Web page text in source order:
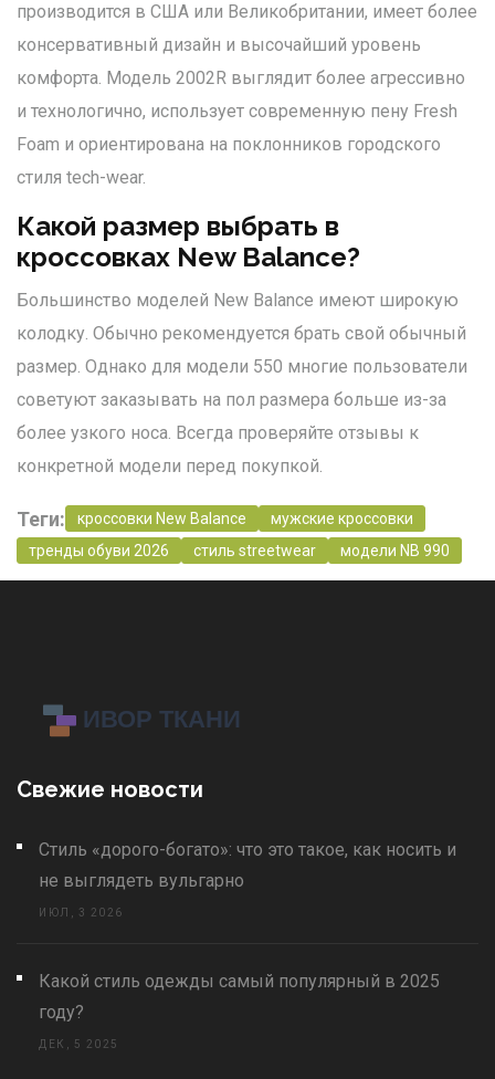
производится в США или Великобритании, имеет более
консервативный дизайн и высочайший уровень
комфорта. Модель 2002R выглядит более агрессивно
и технологично, использует современную пену Fresh
Foam и ориентирована на поклонников городского
стиля tech-wear.
Какой размер выбрать в
кроссовках New Balance?
Большинство моделей New Balance имеют широкую
колодку. Обычно рекомендуется брать свой обычный
размер. Однако для модели 550 многие пользователи
советуют заказывать на пол размера больше из-за
более узкого носа. Всегда проверяйте отзывы к
конкретной модели перед покупкой.
Теги: кроссовки New Balance
мужские кроссовки
тренды обуви 2026
стиль streetwear модели NB 990
Свежие новости
Стиль «дорого-богато»: что это такое, как носить и
не выглядеть вульгарно
ИЮЛ, 3 2026
Какой стиль одежды самый популярный в 2025
году?
ДЕК, 5 2025